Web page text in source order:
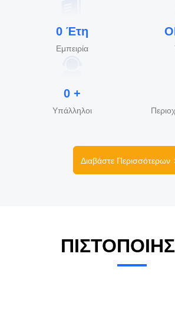
έχουμε τα γραφεία σε Yichun, Hefei,
Shenzhen. Η επιχείρηση έχει
0 Έτη
Εμπειρία
0 +
Υπάλληλοι
Διαβάστε Περισσότερων